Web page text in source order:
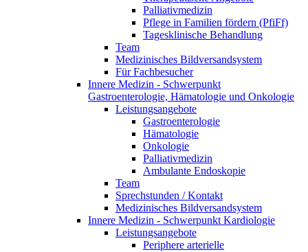
Palliativmedizin
Pflege in Familien fördern (PfiFf)
Tagesklinische Behandlung
Team
Medizinisches Bildversandsystem
Für Fachbesucher
Innere Medizin - Schwerpunkt
Gastroenterologie, Hämatologie und Onkologie
Leistungsangebote
Gastroenterologie
Hämatologie
Onkologie
Palliativmedizin
Ambulante Endoskopie
Team
Sprechstunden / Kontakt
Medizinisches Bildversandsystem
Innere Medizin - Schwerpunkt Kardiologie
Leistungsangebote
Periphere arterielle